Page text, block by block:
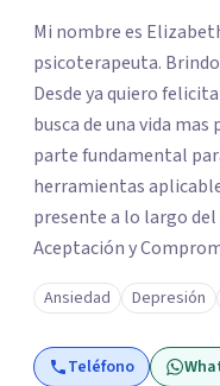
Mi nombre es
psicoterapeuta.
Desde ya quiero
busca de una vida
parte fundamental
herramientas
presente a lo largo del
Aceptación y
directamente en los
de ello, logrando
comunicación
en el camino se nos va
Ansiedad Depresión
Teléfono